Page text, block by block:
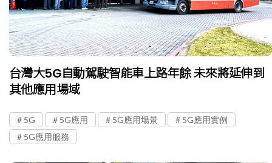
台灣大5G自動駕駛智能車上路年餘 未來將延伸到
其他應用場域
5G 5G應用 5G應用場景
5G應用實例
5G應用服務